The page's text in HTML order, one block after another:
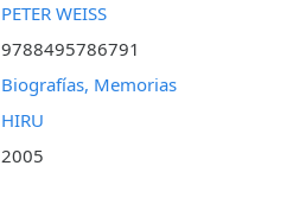
PETER WEISS
9788495786791
Biografías, Memorias
HIRU
2005